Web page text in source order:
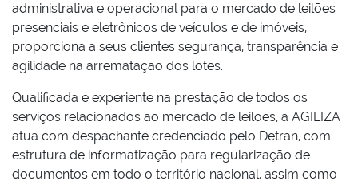
administrativa e operacional para o mercado de leilões
presenciais e eletrônicos de veículos e de imóveis,
proporciona a seus clientes segurança, transparência e
agilidade na arrematação dos lotes.
Qualificada e experiente na prestação de todos os
serviços relacionados ao mercado de leilões, a AGILIZA
atua com despachante credenciado pelo Detran, com
estrutura de informatização para regularização de
documentos em todo o território nacional, assim como